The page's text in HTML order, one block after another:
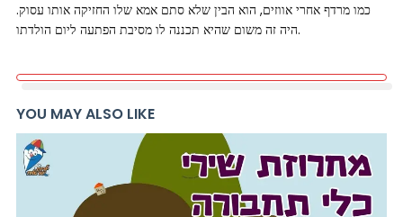
כמו מרדף אחרי אווזים, הוא הבין שלא סתם אמא שלו החזיקה אותו עסוק.
היה זה משום שהיא תכננה לו מסיבת הפתעה ליום הולדתו.
YOU MAY ALSO LIKE